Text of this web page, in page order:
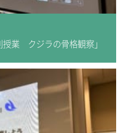
業 クジラの骨格観察」